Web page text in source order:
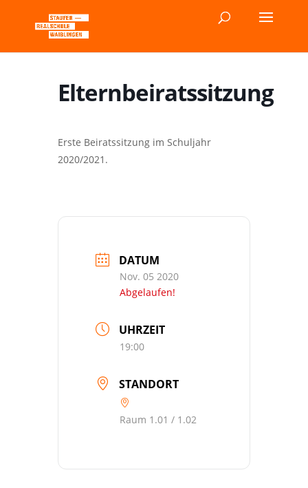
Elternbeiratssitzung
Erste Beiratssitzung im Schuljahr
2020/2021.
DATUM
Nov. 05 2020
Abgelaufen!
UHRZEIT
19:00
STANDORT
Raum 1.01 / 1.02